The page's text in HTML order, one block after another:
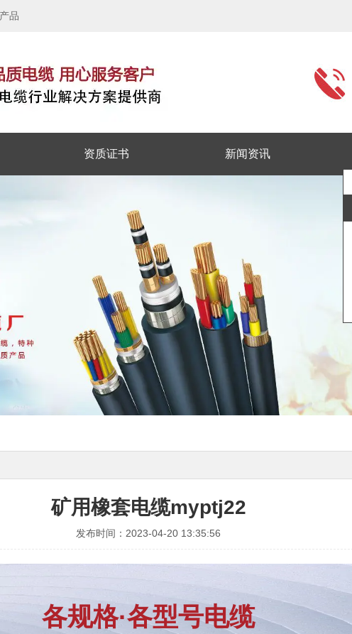
品
资质证书 新闻资讯
矿用橡套电缆myptj22
发布时间：2023-04-20 13:35:56
各规格·各型号电缆